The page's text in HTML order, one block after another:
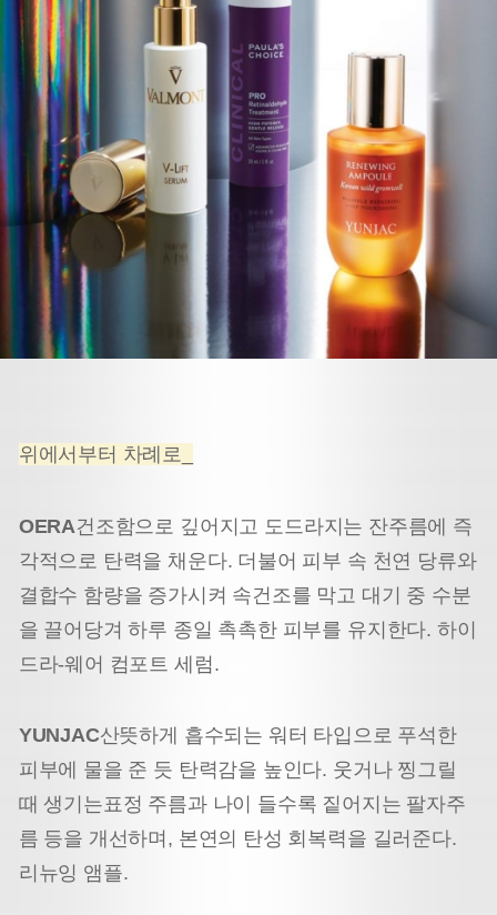
위에서부터 차례로_
OERA건조함으로 깊어지고 도드라지는 잔주름에 즉
각적으로 탄력을 채운다. 더불어 피부 속 천연 당류와
결합수 함량을 증가시켜 속건조를 막고 대기 중 수분
을 끌어당겨 하루 종일 촉촉한 피부를 유지한다. 하이
드라-웨어 컴포트 세럼.
YUNJAC산뜻하게 흡수되는 워터 타입으로 푸석한
피부에 물을 준 듯 탄력감을 높인다. 웃거나 찡그릴
때 생기는표정 주름과 나이 들수록 짙어지는 팔자주
름 등을 개선하며, 본연의 탄성 회복력을 길러준다.
리뉴잉 앰플.